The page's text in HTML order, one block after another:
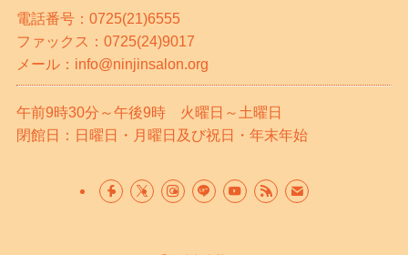
電話番号：0725(21)6555
ファックス：0725(24)9017
メール：info@ninjinsalon.org
午前9時30分～午後9時 火曜日～土曜日
閉館日：日曜日・月曜日及び祝日・年末年始